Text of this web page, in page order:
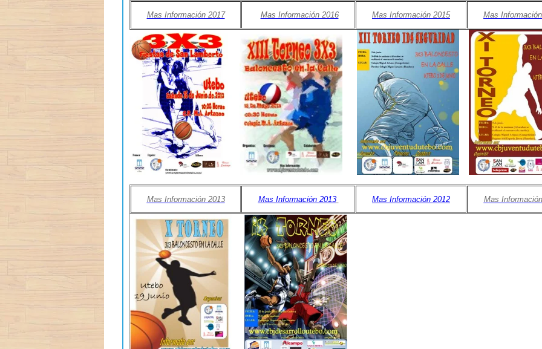
Mas Información 2017 Mas Información 2016 Mas Información 2015 Mas
Mas Información 2013 Mas Información 2013 Mas Información 2012 Mas